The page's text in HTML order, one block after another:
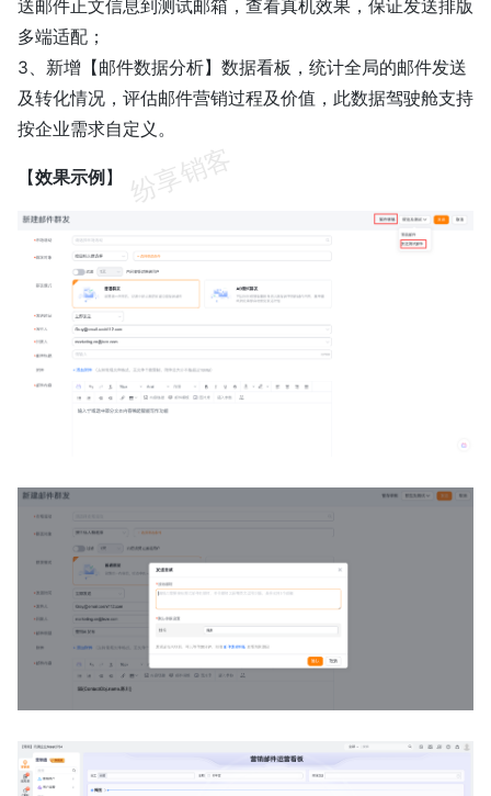
送邮件正文信息到测试邮箱，查看真机效果，保证发送排版
多端适配；
3、新增【邮件数据分析】数据看板，统计全局的邮件发送
及转化情况，评估邮件营销过程及价值，此数据驾驶舱支持
按企业需求自定义。
【效果示例 】